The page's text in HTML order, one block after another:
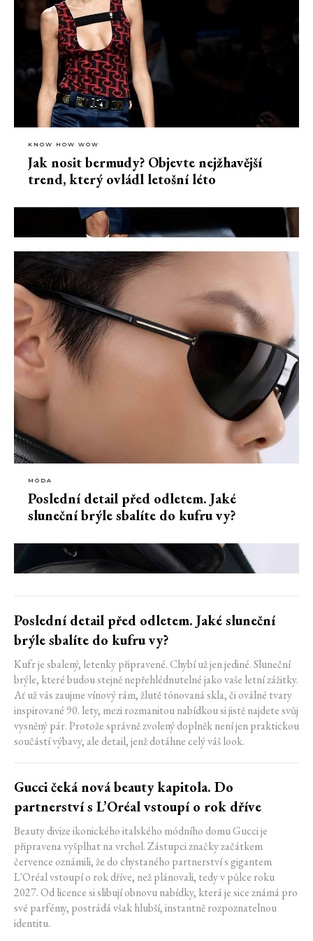
KNOW HOW WOW
Jak nosit bermudy? Objevte nejžhavější
trend, který ovládl letošní léto
MÓDA
Poslední detail před odletem. Jaké
sluneční brýle sbalíte do kufru vy?
Poslední detail před odletem. Jaké sluneční
brýle sbalíte do kufru vy?
Kufr je sbalený, letenky připravené. Chybí už jen jediné. Sluneční
brýle, které budou stejně nepřehlédnutelné jako vaše letní zážitky.
Ať už vás zaujme vínový rám, žlutě tónovaná skla, či oválné tvary
inspirované 90. lety, mezi rozmanitou nabídkou si jistě najdete svůj
vysněný pár. Protože správně zvolený doplněk není jen praktickou
součástí výbavy, ale detail, jenž dotáhne celý váš look.
Gucci čeká nová beauty kapitola. Do
partnerství s L’Oréal vstoupí o rok dříve
Beauty divize ikonického italského módního domu Gucci je
připravena vyšplhat na vrchol. Zástupci značky začátkem
července oznámili, že do chystaného partnerství s gigantem
L'Oréal vstoupí o rok dříve, než plánovali, tedy v půlce roku
2027. Od licence si slibují obnovu nabídky, která je sice známá pro
své parfémy, postrádá však hlubší, instantně rozpoznatelnou
identitu.